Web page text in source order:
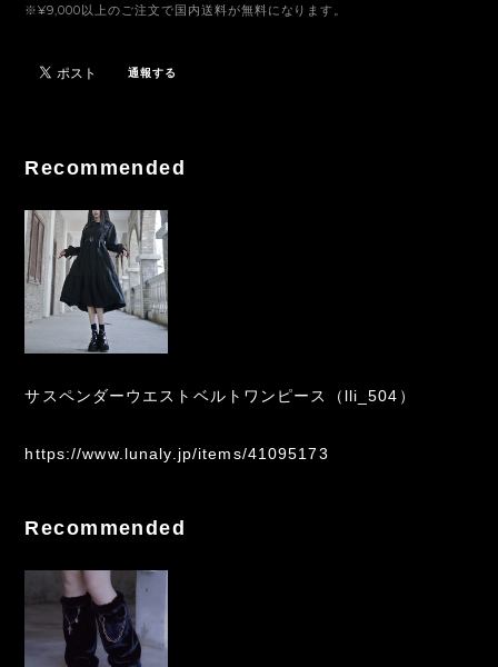
※¥9,000以上のご注文で国内送料が無料になります。
通報する
Recommended
サスペンダーウエストベルトワンピース（lli_504）
https://www.lunaly.jp/items/41095173
Recommended